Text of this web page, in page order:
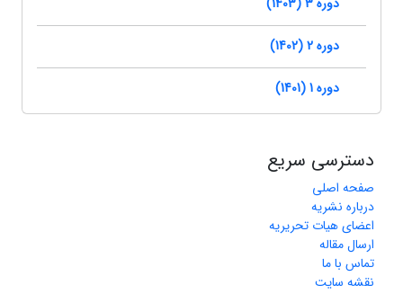
دوره 3 (1403)
دوره 2 (1402)
دوره 1 (1401)
دسترسی سریع
صفحه اصلی
درباره نشریه
اعضای هیات تحریریه
ارسال مقاله
تماس با ما
نقشه سایت